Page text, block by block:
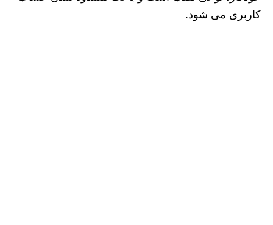
کاربری می‌ شود.